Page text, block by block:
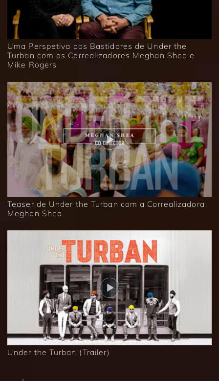
Uma Perspetiva dos Bastidores de Under the
Turban com os Correalizadores Meghan Shea e
Mike Rogers
Teaser de Under the Turban com a Correalizadora
Meghan Shea
Under the Turban (Trailer)